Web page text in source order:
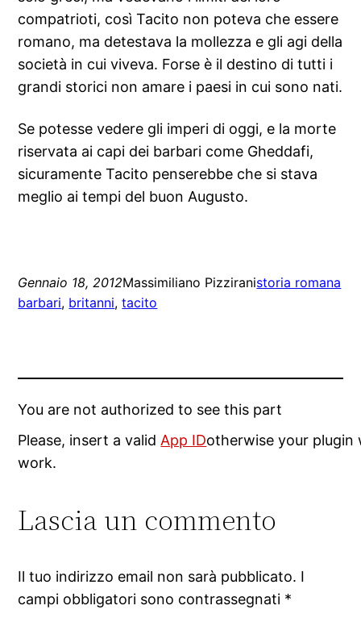
compatrioti, così Tacito non poteva che essere
romano, ma detestava la mollezza e gli agi della
società in cui viveva. Forse è il destino di tutti i
grandi storici non amare i paesi in cui sono nati.
Se potesse vedere gli imperi di oggi, e la morte
riservata ai capi dei barbari come Gheddafi,
sicuramente Tacito penserebbe che si stava
meglio ai tempi del buon Augusto.
Gennaio 18, 2012Massimiliano Pizziranistoria romana
barbari, britanni, tacito
You are not authorized to see this part
Please, insert a valid App IDotherwise your plugin
work.
Lascia un commento
Il tuo indirizzo email non sarà pubblicato. I
campi obbligatori sono contrassegnati *